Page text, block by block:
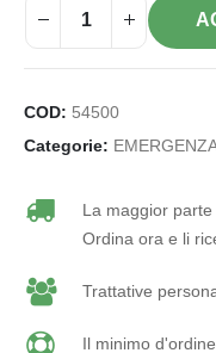
COD: 54500
Categorie:
La maggior
Ordina ora e li
Trattative
Il minimo